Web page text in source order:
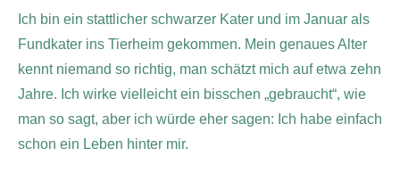
Ich bin ein stattlicher schwarzer Kater und im Januar als
Fundkater ins Tierheim gekommen. Mein genaues Alter
kennt niemand so richtig, man schätzt mich auf etwa zehn
Jahre. Ich wirke vielleicht ein bisschen „gebraucht“, wie
man so sagt, aber ich würde eher sagen: Ich habe einfach
schon ein Leben hinter mir.